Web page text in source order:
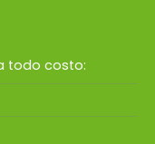
todo costo: